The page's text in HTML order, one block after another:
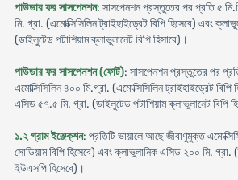
পাউডার ফর সাসপেনশন: সাসপেনশন প্রস্তুতের পর প্রতি ৫
মি. গ্রা. (এমোক্সিসিলিন ট্রাইহাইড্রেট বিপি হিসেবে) এবং
(ডাইলুটেড পটাশিয়াম ক্লাভুলানেট বিপি হিসাবে)।
পাউডার ফর সাসপেনশন (ফোর্ট): সাসপেনশন প্রস্তুতের পর
এমোক্সিসিলিন ৪০০ মি.গ্রা. (এমোক্সিসিলিন ট্রাইহাইড্রেট
এসিড ৫৭.৫ মি. গ্রা. (ডাইলুটেড পটাশিয়াম ক্লাভুলানেট বিপি
১.২ গ্রাম ইঞ্জেক্‌শন: প্রতিটি ভায়ালে আছে জীবাণুমুক্ত
সোডিয়াম বিপি হিসেবে) এবং ক্লাভুলানিক এসিড ২০০ মি. গ্রা.
ইউএসপি হিসেবে)।